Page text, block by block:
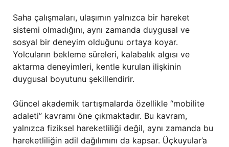
Saha çalışmaları, ulaşımın yalnızca bir hareket
sistemi olmadığını, aynı zamanda duygusal ve
sosyal bir deneyim olduğunu ortaya koyar.
Yolcuların bekleme süreleri, kalabalık algısı ve
aktarma deneyimleri, kentle kurulan ilişkinin
duygusal boyutunu şekillendirir.
Güncel akademik tartışmalarda özellikle “mobilite
adaleti” kavramı öne çıkmaktadır. Bu kavram,
yalnızca fiziksel hareketliliği değil, aynı zamanda bu
hareketliliğin adil dağılımını da kapsar. Üçkuyular’a